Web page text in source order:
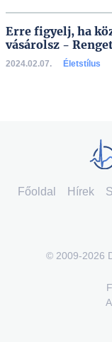
Erre figyelj, ha
vásárolsz -
2024.02.07. Életstílus
Főoldal Hírek
© 2009-2026